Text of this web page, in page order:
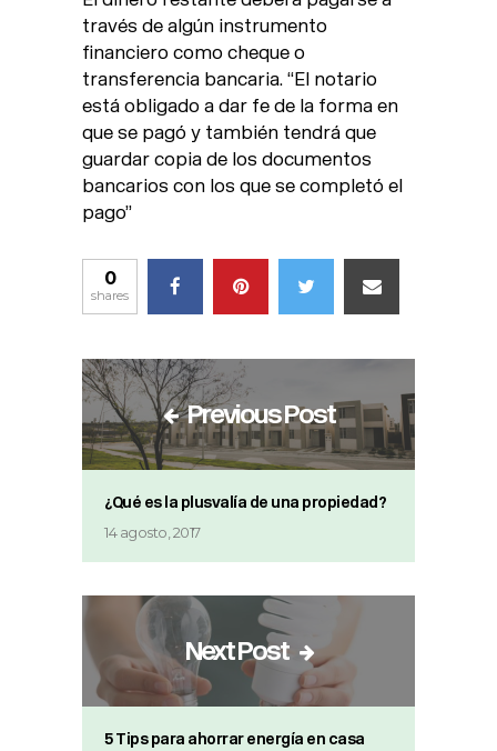
través de algún instrumento
financiero como cheque o
transferencia bancaria. “El notario
está obligado a dar fe de la forma en
que se pagó y también tendrá que
guardar copia de los documentos
bancarios con los que se completó el
pago”
0
shares
Previous Post
¿Qué es la plusvalía de una propiedad?
14 agosto, 2017
Next Post
5 Tips para ahorrar energía en casa